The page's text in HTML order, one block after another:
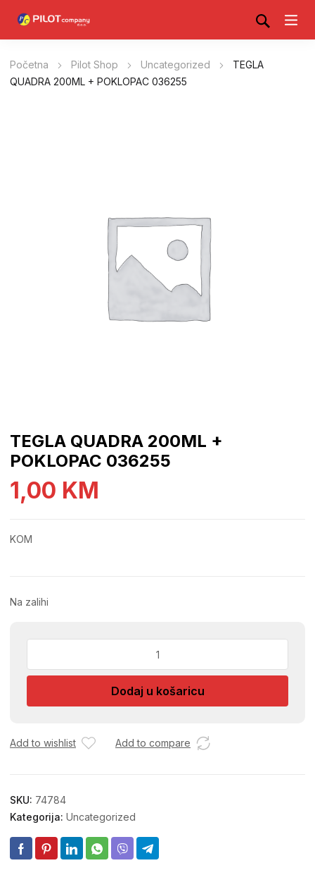
Početna Pilot Shop Uncategorized
TEGLA
QUADRA 200ML + POKLOPAC 036255
TEGLA QUADRA 200ML +
POKLOPAC 036255
1,00 KM
KOM
Na zalihi
200ML
POKLOPAC
količina
Dodaj u košaricu
Add to wishlist Add to compare
SKU: 74784
Kategorija: Uncategorized